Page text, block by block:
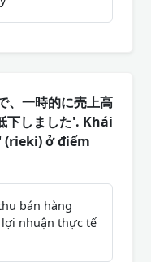
、一時的に売上高
下しました'. Khái
(rieki) ở điểm
bán hàng
nhuận thực tế